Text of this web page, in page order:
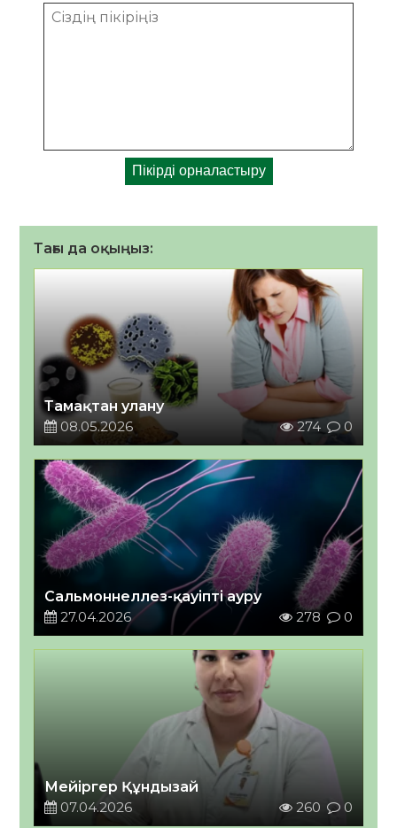
Тағы да оқыңыз:
Тамақтан улану
08.05.2026
274 0
Сальмоннеллез-қауіпті ауру
27.04.2026
278 0
Мейіргер Құндызай
07.04.2026
260 0